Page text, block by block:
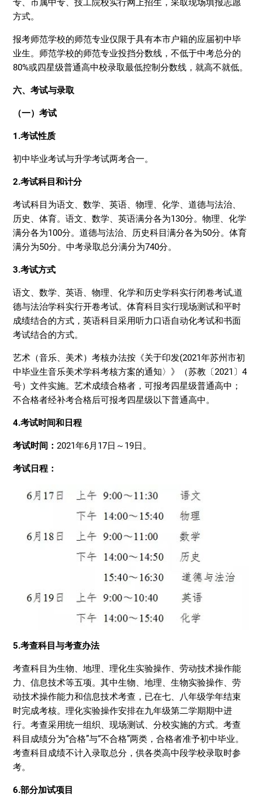
专、市属中专、技工院校实行网上招生，采取现场填报志愿
方式。
报考师范学校的师范专业仅限于具有本市户籍的应届初中毕
业生。师范学校的师范专业投挡分数线，不低于中考总分的
80%或四星级普通高中校录取最低控制分数线，就高不就低。
六、考试与录取
（一）考试
1.考试性质
初中毕业考试与升学考试两考合一。
2.考试科目和计分
考试科目为语文、数学、英语、物理、化学、道德与法治、
历史、体育。语文、数学、英语满分各为130分。物理、化学
满分各为100分。道德与法治、历史科目满分各为50分。体育
满分为50分。中考录取总分满分为740分。
3.考试方式
语文、数学、英语、物理、化学和历史学科实行闭卷考试,道
德与法治学科实行开卷考试。体育科目实行现场测试和平时
成绩结合的方式，英语科目采用听力口语自动化考试和书面
考试结合的方式。
艺术（音乐、美术）考核办法按《关于印发(2021年苏州市初
中毕业生音乐美术学科考核方案的通知〉》（苏教〔2021〕4
号）文件实施。艺术成绩合格者，可报考四星级普通高中；
不合格者经补考合格后可报考四星级以下普通高中。
4.考试时间和日程
考试时间： 2021年6月17日～19日。
考试日程：
5.考查科目与考查办法
考查科目为生物、地理、理化生实验操作、劳动技术操作能
力、信息技术等五项。其中生物、地理、生物实验操作、劳
动技术操作能力和信息技术考查，已在七、八年级学年结束
时完成考核。理化实验操作安排在九年级第二学期期中进
行。考查采用统一组织、现场测试、分校实施的方式。考查
科目成绩分为“合格”与“不合格”两类，合格者准予初中毕业。
考查科目成绩不计入录取总分，供各类高中段学校录取时参
考。
6.部分加试项目